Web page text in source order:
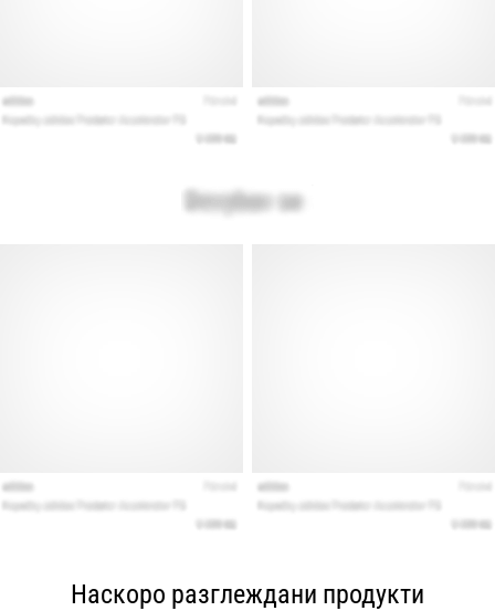
Наскоро разглеждани продукти